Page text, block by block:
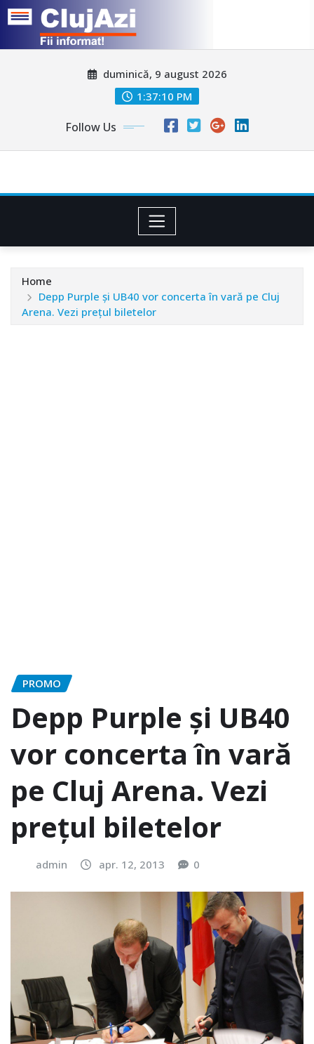
duminică, 9 august 2026
1:37:12 PM
Follow Us
Home
Depp Purple și UB40 vor concerta în vară pe Cluj
Arena. Vezi prețul biletelor
PROMO
Depp Purple și UB40
vor concerta în vară
pe Cluj Arena. Vezi
prețul biletelor
admin apr. 12, 2013 0